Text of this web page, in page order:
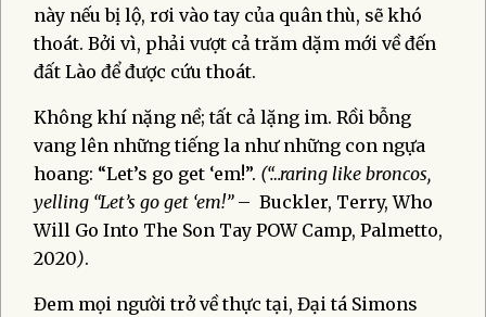
này nếu bị lộ, rơi vào tay của quân thù, sẽ khó
thoát. Bởi vì, phải vượt cả trăm dặm mới về đến
đất Lào để được cứu thoát.
Không khí nặng nề; tất cả lặng im. Rồi bỗng
vang lên những tiếng la như những con ngựa
hoang: “Let’s go get ‘em!”. (“…raring like broncos,
yelling “Let’s go get ‘em!”– Buckler, Terry, Who
Will Go Into The Son Tay POW Camp, Palmetto,
2020).
Đem mọi người trở về thực tại, Đại tá Simons